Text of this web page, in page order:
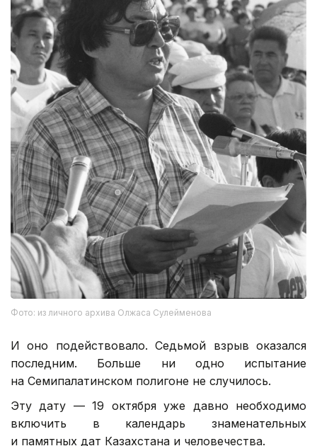
Фото: из личного архива Олжаса Сулейменова
И оно подействовало. Седьмой взрыв оказался
последним. Больше ни одно испытание
на Семипалатинском полигоне не случилось.
Эту дату — 19 октября уже давно необходимо
включить в календарь знаменательных
и памятных дат Казахстана и человечества.